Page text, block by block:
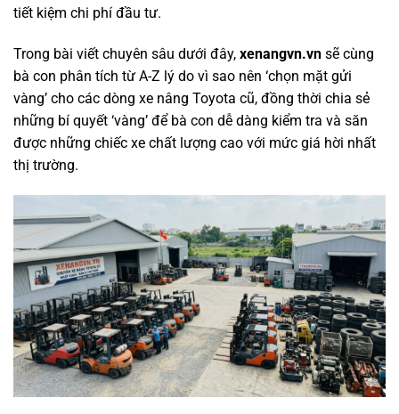
tiết kiệm chi phí đầu tư.
Trong bài viết chuyên sâu dưới đây, xenangvn.vn sẽ cùng
bà con phân tích từ A-Z lý do vì sao nên ‘chọn mặt gửi
vàng’ cho các dòng xe nâng Toyota cũ, đồng thời chia sẻ
những bí quyết ‘vàng’ để bà con dễ dàng kiểm tra và săn
được những chiếc xe chất lượng cao với mức giá hời nhất
thị trường.